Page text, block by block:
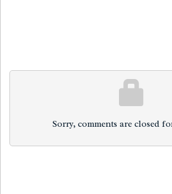
Sorry, comments are closed